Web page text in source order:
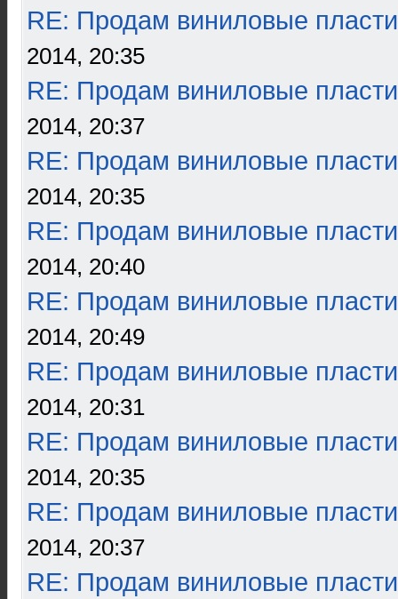
RE: Продам виниловые
2014, 20:35
RE: Продам виниловые
2014, 20:37
RE: Продам виниловые
2014, 20:35
RE: Продам виниловые
2014, 20:40
RE: Продам виниловые
2014, 20:49
RE: Продам виниловые
2014, 20:31
RE: Продам виниловые
2014, 20:35
RE: Продам виниловые
2014, 20:37
RE: Продам виниловые